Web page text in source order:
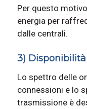
Per questo
energia per
dalle centrali.
3) Disponibilità
Lo spettro delle
connessioni e lo
trasmissione è